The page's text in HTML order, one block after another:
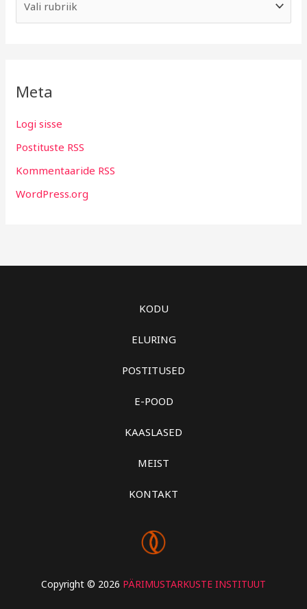
Meta
Logi sisse
Postituste RSS
Kommentaaride RSS
WordPress.org
KODU
ELURING
POSTITUSED
E-POOD
KAASLASED
MEIST
KONTAKT
Copyright © 2026 PÄRIMUSTARKUSTE INSTITUUT